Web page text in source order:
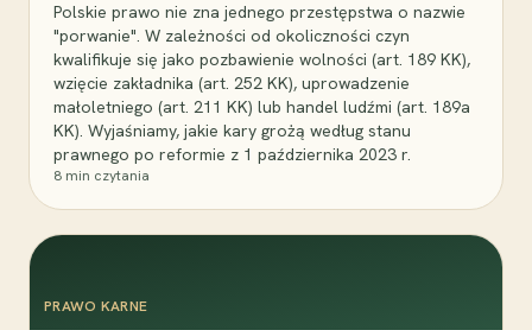
Polskie prawo nie zna jednego przestępstwa o nazwie
"porwanie". W zależności od okoliczności czyn
kwalifikuje się jako pozbawienie wolności (art. 189 KK),
wzięcie zakładnika (art. 252 KK), uprowadzenie
małoletniego (art. 211 KK) lub handel ludźmi (art. 189a
KK). Wyjaśniamy, jakie kary grożą według stanu
prawnego po reformie z 1 października 2023 r.
8 min czytania
PRAWO KARNE